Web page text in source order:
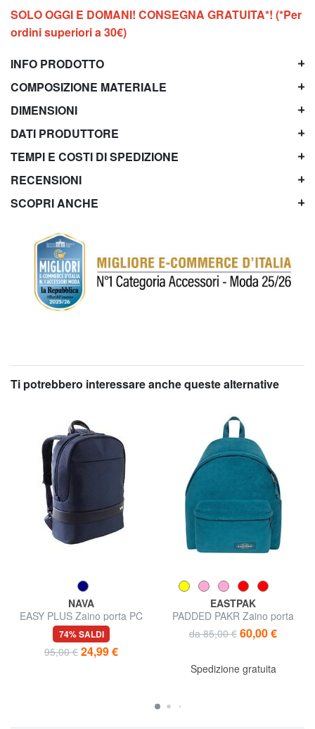
SOLO OGGI E DOMANI! CONSEGNA GRATUITA*! (*Per
ordini superiori a 30€)
INFO PRODOTTO
COMPOSIZIONE MATERIALE
DIMENSIONI
DATI PRODUTTORE
TEMPI E COSTI DI SPEDIZIONE
RECENSIONI
SCOPRI ANCHE
Ti potrebbero interessare anche queste alternative
NAVA
EASY PLUS Zaino porta PC
15,6"
74% SALDI
95,00 € 24,99 €
EASTPAK
PADDED PAKR Zaino porta
tablet
da 85,00 € 60,00 €
Spedizione gratuita